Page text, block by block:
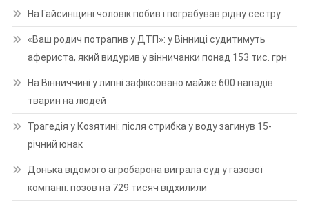
На Гайсинщині чоловік побив і пограбував рідну сестру
«Ваш родич потрапив у ДТП»: у Вінниці судитимуть
афериста, який видурив у вінничанки понад 153 тис. грн
На Вінниччині у липні зафіксовано майже 600 нападів
тварин на людей
Трагедія у Козятині: після стрибка у воду загинув 15-
річний юнак
Донька відомого агробарона виграла суд у газової
компанії: позов на 729 тисяч відхилили